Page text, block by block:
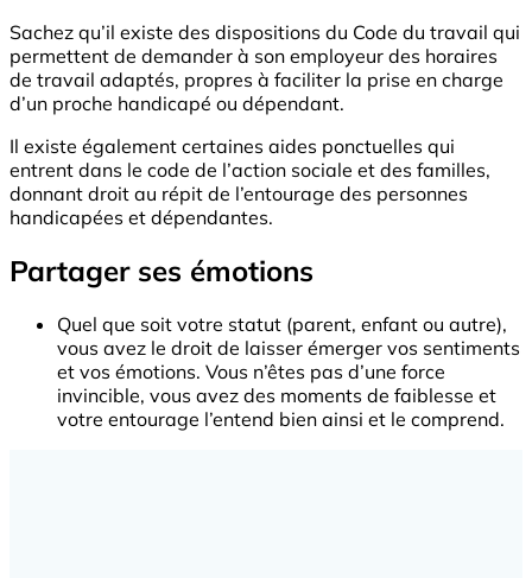
Sachez qu’il existe des dispositions du Code du travail qui
permettent de demander à son employeur des horaires
de travail adaptés, propres à faciliter la prise en charge
d’un proche handicapé ou dépendant.
Il existe également certaines aides ponctuelles qui
entrent dans le code de l’action sociale et des familles,
donnant droit au répit de l’entourage des personnes
handicapées et dépendantes.
Partager ses émotions
Quel que soit votre statut (parent, enfant ou autre),
vous avez le droit de laisser émerger vos sentiments
et vos émotions. Vous n’êtes pas d’une force
invincible, vous avez des moments de faiblesse et
votre entourage l’entend bien ainsi et le comprend.